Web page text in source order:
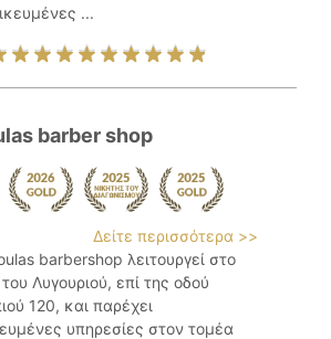
...
barber shop
Δείτε περισσότερα >>
barbershop λειτουργεί στο
Λυγουριού, επί της οδού
120, και παρέχει
υπηρεσίες στον τομέα